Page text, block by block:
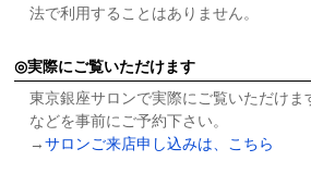
法で利用することはありません。
実際にご覧いただけます
東京銀座サロンで実際にご覧いただけま
などを事前にご予約下さい。
→サロンご来店申し込みは、こちら